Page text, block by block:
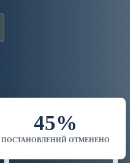
45%
ПОСТАНОВЛЕНИЙ ОТМЕНЕНО